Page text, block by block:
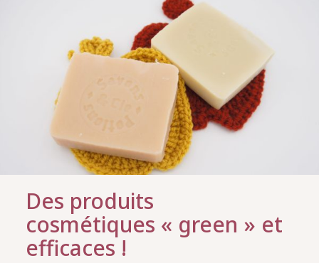
Des produits
cosmétiques « green » et
efficaces !